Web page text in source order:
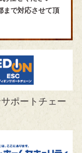
まで対応させて頂
ポートチェー